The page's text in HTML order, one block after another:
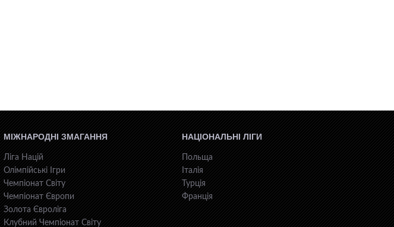
МІЖНАРОДНІ ЗМАГАННЯ
Ліга Націй
Олімпійські Ігри
Чемпіонат Світу
Чемпіонат Європи
Золота Євроліга
Клубний Чемпіонат Світу
НАЦІОНАЛЬНІ ЛІГИ
Польща
Італія
Турція
Франція